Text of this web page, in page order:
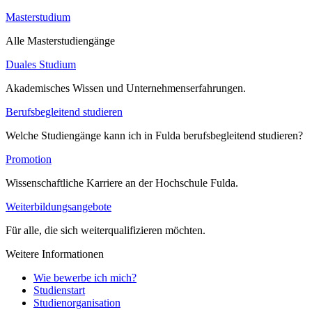
Masterstudium
Alle Masterstudiengänge
Duales Studium
Akademisches Wissen und Unternehmenserfahrungen.
Berufsbegleitend studieren
Welche Studiengänge kann ich in Fulda berufsbegleitend studieren?
Promotion
Wissenschaftliche Karriere an der Hochschule Fulda.
Weiterbildungsangebote
Für alle, die sich weiterqualifizieren möchten.
Weitere Informationen
Wie bewerbe ich mich?
Studienstart
Studienorganisation